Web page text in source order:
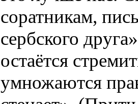
соратникам,
сербского
остаётся
умножаются